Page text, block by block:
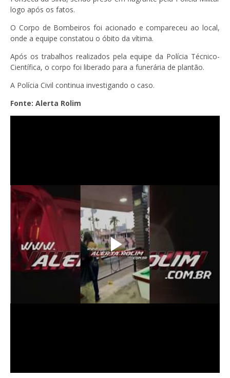
logo após os fatos.
O Corpo de Bombeiros foi acionado e compareceu ao local,
onde a equipe constatou o óbito da vítima.
Após os trabalhos realizados pela equipe da Polícia Técnico-
Científica, o corpo foi liberado para a funerária de plantão.
A Polícia Civil continua investigando o caso.
Fonte: Alerta Rolim